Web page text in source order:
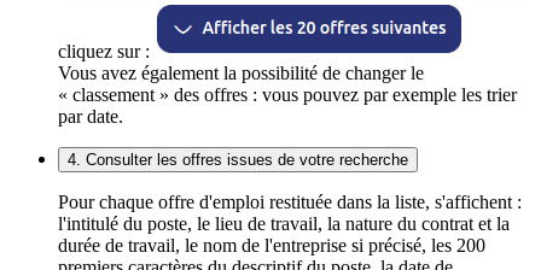
cliquez sur :
Vous avez également la possibilité de changer le
« classement » des offres : vous pouvez par exemple les trier
par date.
4. Consulter les offres issues de votre recherche
Pour chaque offre d'emploi restituée dans la liste, s'affichent :
l'intitulé du poste, le lieu de travail, la nature du contrat et la
durée de travail, le nom de l'entreprise si précisé, les 200